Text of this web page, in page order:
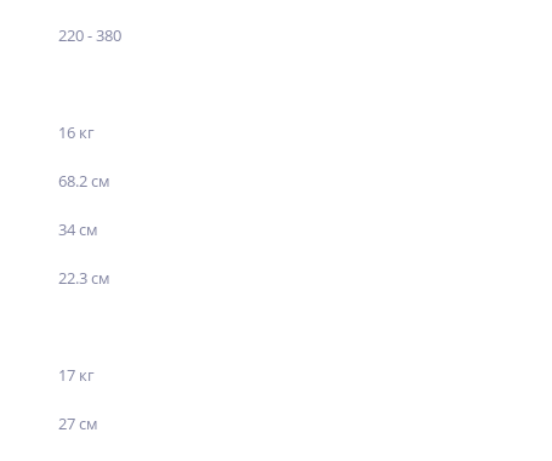
220 - 380
16 кг
68.2 см
34 см
22.3 см
17 кг
27 см